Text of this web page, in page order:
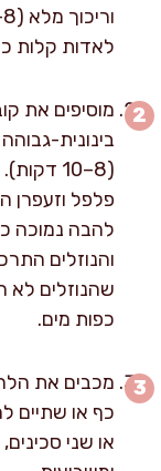
לאדות קלות
מוסיפים את
בינונית-
(8–10
פלפל וזעפרן
והנוזלים
כפות מים.
מכבים את
כף או שתיים
או שני